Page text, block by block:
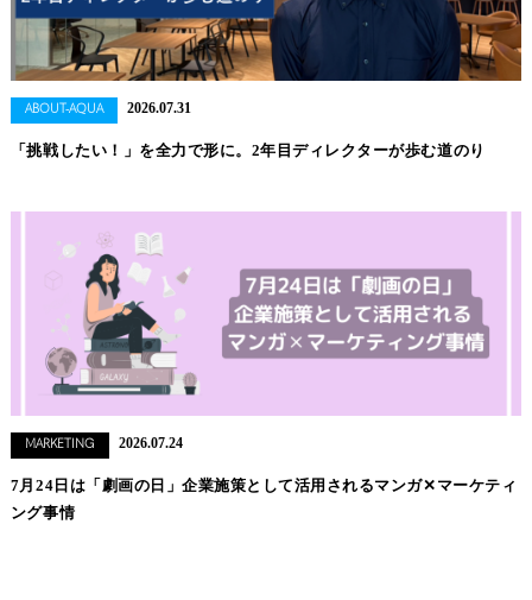
ABOUT-AQUA 2026.07.31
「挑戦したい！」を全力で形に。2年目ディレクターが歩む道のり
MARKETING 2026.07.24
7月24日は「劇画の日」企業施策として活用されるマンガ✕マーケティ
ング事情